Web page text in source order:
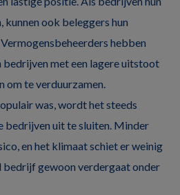
ook beleggers hun
hebben
bedrijven met een lagere uitstoot
om te verduurzamen.
was, wordt het steeds
bedrijven uit te sluiten. Minder
en het klimaat schiet er weinig
bedrijf gewoon verdergaat onder